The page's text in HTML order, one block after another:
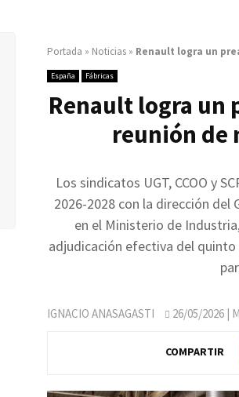
Portada » Noticias » Renault logra un
España Fábricas
Renault logra un
reunión de
Los sindicatos UGT, CCOO y
2026-2028 con la dirección del
en el Ministerio de
adjudicación efectiva del quinto
IGNACIO ANASAGASTI 26/05/2026 |
COMPARTIR